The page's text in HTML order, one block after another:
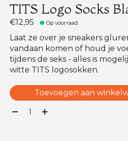
TITS Logo Socks
€12,95 Op voorraad
Laat ze over je sneakers
vandaan komen of houd je
tijdens de seks - alles is
witte TITS logosokken.
Toevoegen aan
Aantal: